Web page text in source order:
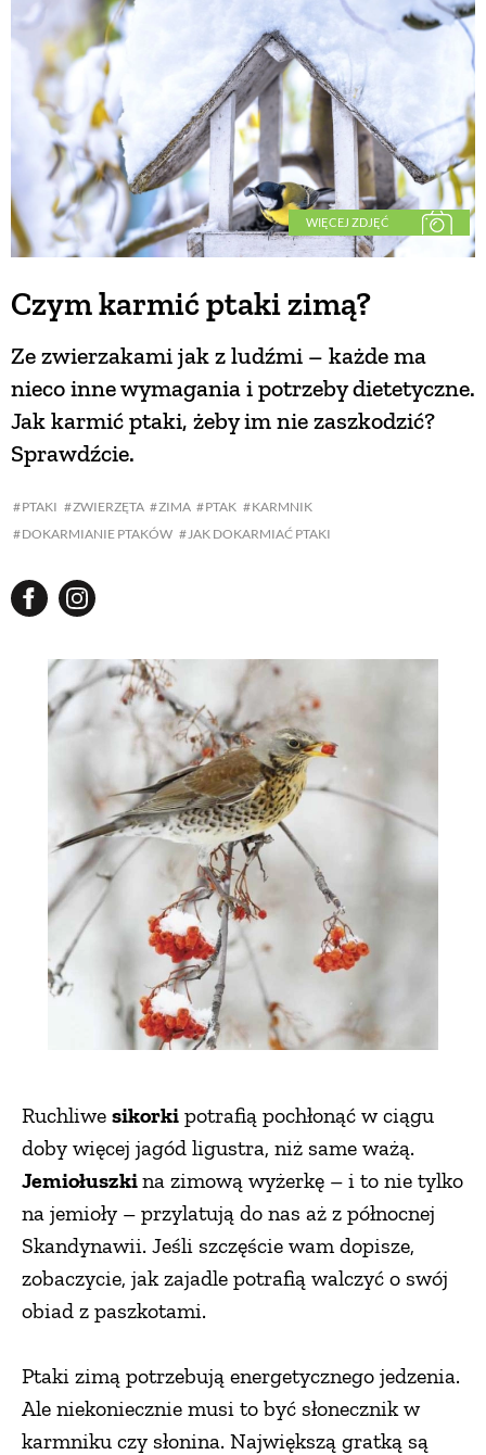
WIĘCEJ ZDJĘĆ
Czym karmić ptaki zimą?
PTAKI ZWIERZĘTA ZIMA PTAK
KARMNIK
DOKARMIANIE PTAKÓW
JAK DOKARMIAĆ PTAKI
Ze zwierzakami jak z ludźmi – każde ma
nieco inne wymagania i potrzeby dietetyczne.
Jak karmić ptaki, żeby im nie zaszkodzić?
Sprawdźcie.
Ruchliwe sikorki potrafią pochłonąć w ciągu
doby więcej jagód ligustra, niż same ważą.
Jemiołuszkina zimową wyżerkę – i to nie tylko
na jemioły – przylatują do nas aż z północnej
Skandynawii. Jeśli szczęście wam dopisze,
zobaczycie, jak zajadle potrafią walczyć o swój
obiad z paszkotami.
Ptaki zimą potrzebują energetycznego jedzenia.
Ale niekoniecznie musi to być słonecznik w
karmniku czy słonina. Największą gratką są
BUDUJEMY DOM
OGRÓD
WARZYWA I OWOCE
ZIELEŃ W DOMU
NATURALNIE
NATURALNA APTECZKA
DLA DOMU
EKO ŻYCIE
PRZYRODA
ZWIERZĘTA DOMOWE
ZWIERZĘTA W NATURZE
KRAJOBRAZ
RĘKODZIEŁO
RZEMIOSŁO
ZWYCZAJE
ZRÓB TO SAM